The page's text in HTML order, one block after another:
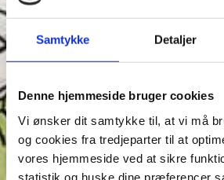
Samtykke Detaljer
Denne hjemmeside bruger cookies
Vi ønsker dit samtykke til, at vi må
og cookies fra tredjeparter til at
vores hjemmeside ved at sikre
statistik og huske dine præferencer